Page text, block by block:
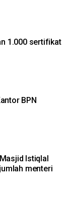
1.000 sertifikat
BPN
Istiqlal
menteri